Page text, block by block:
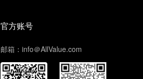
官方账号
邮箱：info＠AllValue.com